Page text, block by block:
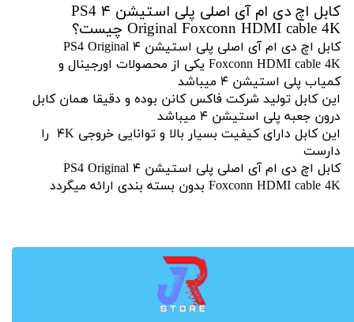
کابل اچ دی ام آی اصلی پلی استیشن ۴ PS4
Original Foxconn HDMI cable 4K چیست؟
کابل اچ دی ام آی اصلی پلی استیشن ۴ PS4 Original
Foxconn HDMI cable 4K یکی از محصولات اورجینال و
کمیاب پلی استیشن ۴ میباشد
این کابل تولید شرکت فاکس کانن بوده و دقیقا همان کابل
درون جعبه پلی استیشن ۴ میباشد
این کابل دارای کیفیت بسیار بالا و توانایی خروجی ۴K را
دارست
کابل اچ دی ام آی اصلی پلی استیشن ۴ PS4 Original
Foxconn HDMI cable 4K بدون بسته بندی ارائه میگردد